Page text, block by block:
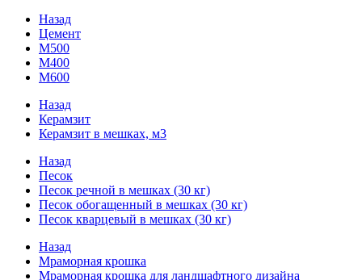
Назад
Цемент
М500
М400
М600
Назад
Керамзит
Керамзит в мешках, м3
Назад
Песок
Песок речной в мешках (30 кг)
Песок обогащенный в мешках (30 кг)
Песок кварцевый в мешках (30 кг)
Назад
Мраморная крошка
Мраморная крошка для ландшафтного дизайна